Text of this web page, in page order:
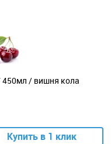
450мл / вишня кола
Купить в 1 клик